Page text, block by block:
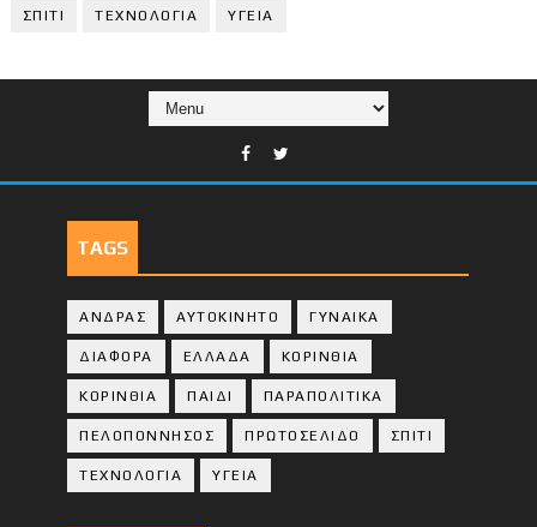
ΣΠΙΤΙ ΤΕΧΝΟΛΟΓΙΑ ΥΓΕΙΑ
TAGS
ΑΝΔΡΑΣ ΑΥΤΟΚΙΝΗΤΟ ΓΥΝΑΙΚΑ
ΔΙΑΦΟΡΑ ΕΛΛΑΔΑ ΚΟΡΙΝΘΙΑ
ΚΟΡΙΝΘΙA ΠΑΙΔΙ ΠΑΡΑΠΟΛΙΤΙΚΑ
ΠΕΛΟΠΟΝΝΗΣΟΣ ΠΡΩΤΟΣΕΛΙΔΟ ΣΠΙΤΙ
ΤΕΧΝΟΛΟΓΙΑ ΥΓΕΙΑ